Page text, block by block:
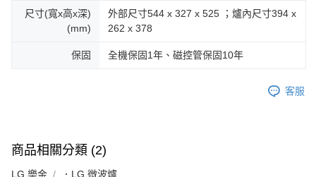
尺寸(寬x高x深)
(mm)
外部尺寸544 x 327 x 525 ；爐內尺寸394 x
262 x 378
保固 全機保固1年、磁控管保固10年
客服
商品相關分類 (2)
LG 樂金 ．LG 微波爐